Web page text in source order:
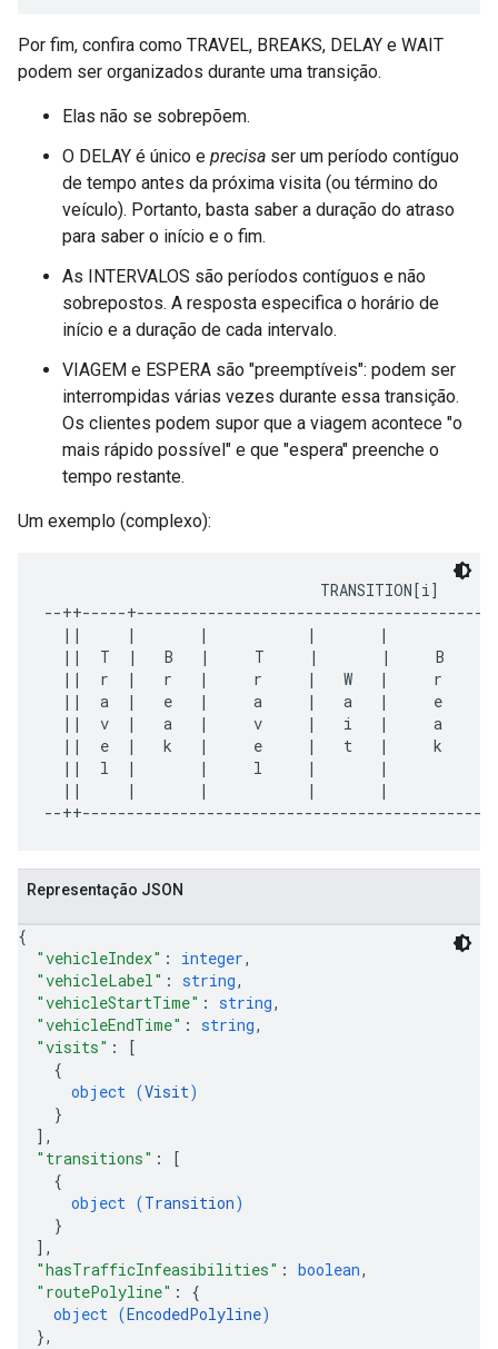
Por fim, confira como TRAVEL, BREAKS, DELAY e WAIT
podem ser organizados durante uma transição.
Elas não se sobrepõem.
O DELAY é único e precisa ser um período contíguo
de tempo antes da próxima visita (ou término do
veículo). Portanto, basta saber a duração do atraso
para saber o início e o fim.
As INTERVALOS são períodos contíguos e não
sobrepostos. A resposta especifica o horário de
início e a duração de cada intervalo.
VIAGEM e ESPERA são "preemptíveis": podem ser
interrompidas várias vezes durante essa transição.
Os clientes podem supor que a viagem acontece "o
mais rápido possível" e que "espera" preenche o
tempo restante.
Um exemplo (complexo):
                               TRANSITION[i]
--++-----
||     |       |           |       |
||  T  |   B   |     T     |       |     B
||  r  |   r   |     r     |   W   |     r
||  a  |   e   |     a     |   a   |     e
||  v  |   a   |     v     |   i   |     a
||  e  |   k   |     e     |   t   |     k
||  l  |       |     l     |       |
||     |       |           |       |
Representação JSON
{
"vehicleIndex" : integer,
"vehicleLabel" : string,
"vehicleStartTime" : string,
"vehicleEndTime" : string,
"visits" :
[
{
object (Visit)
}
] ,
"transitions" :
[
{
object (Transition)
}
] ,
"hasTrafficInfeasibilities" : boolean,
"routePolyline" : {
object (EncodedPolyline)
},